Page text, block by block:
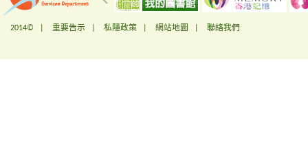
2014© | 重要告示 私隱政策 網站地圖 聯絡我們